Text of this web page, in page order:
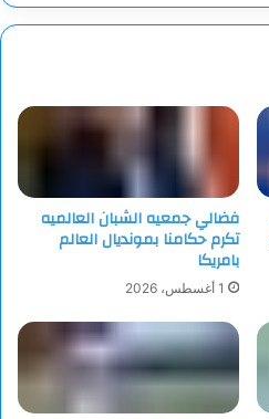
فضالي جمعيه الشبان العالميه
تكرم حكامنا بمونديال العالم
بامريكا
1 أغسطس، 2026